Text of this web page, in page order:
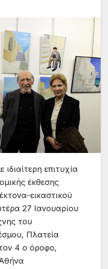
επιτυχία
έκθεσης
εικαστικού
27 Ιανουαρίου
του
Πλατεία
4 ο όροφο,